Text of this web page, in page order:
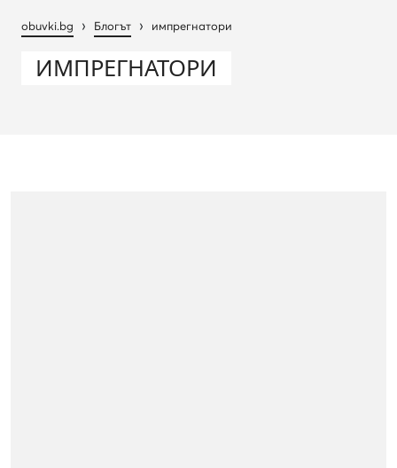
obuvki.bg › Блогът › импрегнатори
ИМПРЕГНАТОРИ